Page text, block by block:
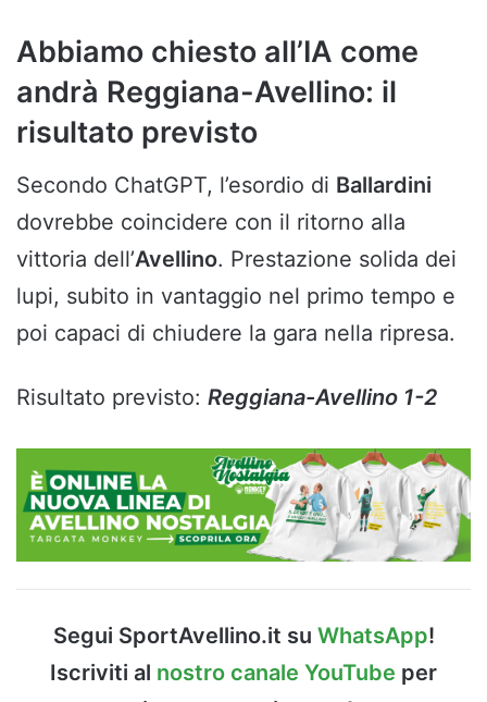
Abbiamo chiesto all’IA come
andrà Reggiana-Avellino: il
risultato previsto
Secondo ChatGPT, l’esordio di Ballardini
dovrebbe coincidere con il ritorno alla
vittoria dell’Avellino. Prestazione solida dei
lupi, subito in vantaggio nel primo tempo e
poi capaci di chiudere la gara nella ripresa.
Risultato previsto: Reggiana-Avellino 1-2
Segui SportAvellino.it su WhatsApp!
Iscriviti al nostro canale YouTube per